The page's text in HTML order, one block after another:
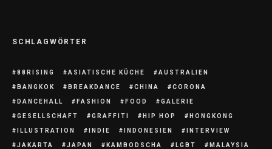
SCHLAGWÖRTER
88RISING ASIATISCHE KÜCHE AUSTRALIEN
BANGKOK BREAKDANCE CHINA CORONA
DANCEHALL FASHION FOOD GALERIE
GESELLSCHAFT GRAFFITI HIP HOP HONGKONG
ILLUSTRATION INDIE INDONESIEN INTERVIEW
JAKARTA JAPAN KAMBODSCHA LGBT MALAYSIA